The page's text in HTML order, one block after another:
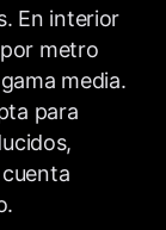
En interior
metro
media.
para